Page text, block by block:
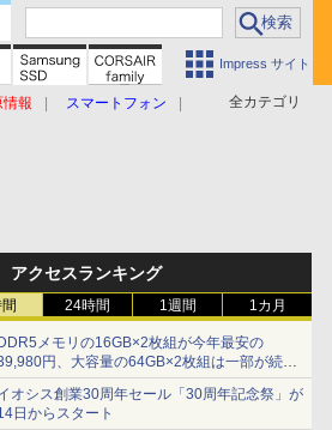
Impress サイト
全カテゴリ
情報 スマートフォン
アクセスランキング
24時間 1週間 1カ月
メモリの16GB×2枚組が今年最安の
円、大容量の64GB×2枚組は一部が続騰
月前半のメモリ価格]
オシス創業30周年セール「30周年記念祭」が
日からスタート